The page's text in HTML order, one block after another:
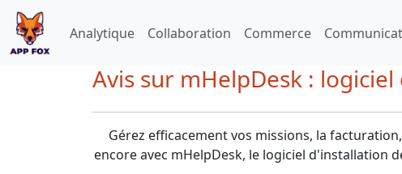
Analytique Collaboration Commerce
Avis sur mHelpDesk :
Gérez efficacement vos missions, la
encore avec mHelpDesk, le logiciel d'installation